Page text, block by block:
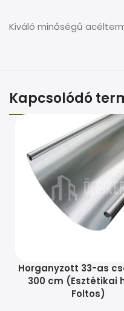
Kiváló minőségű
Kapcsolódó
Horganyzott 33-as
300 cm (Esztétikai
Foltos)